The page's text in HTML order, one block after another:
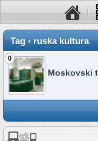
Tag › ruska kultura
0
Moskovski